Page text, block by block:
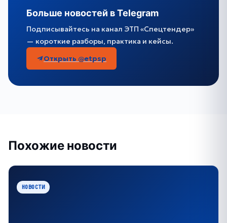
Больше новостей в Telegram
Подписывайтесь на канал ЭТП «Спецтендер»
— короткие разборы, практика и кейсы.
Открыть @etpsp
Похожие новости
НОВОСТИ